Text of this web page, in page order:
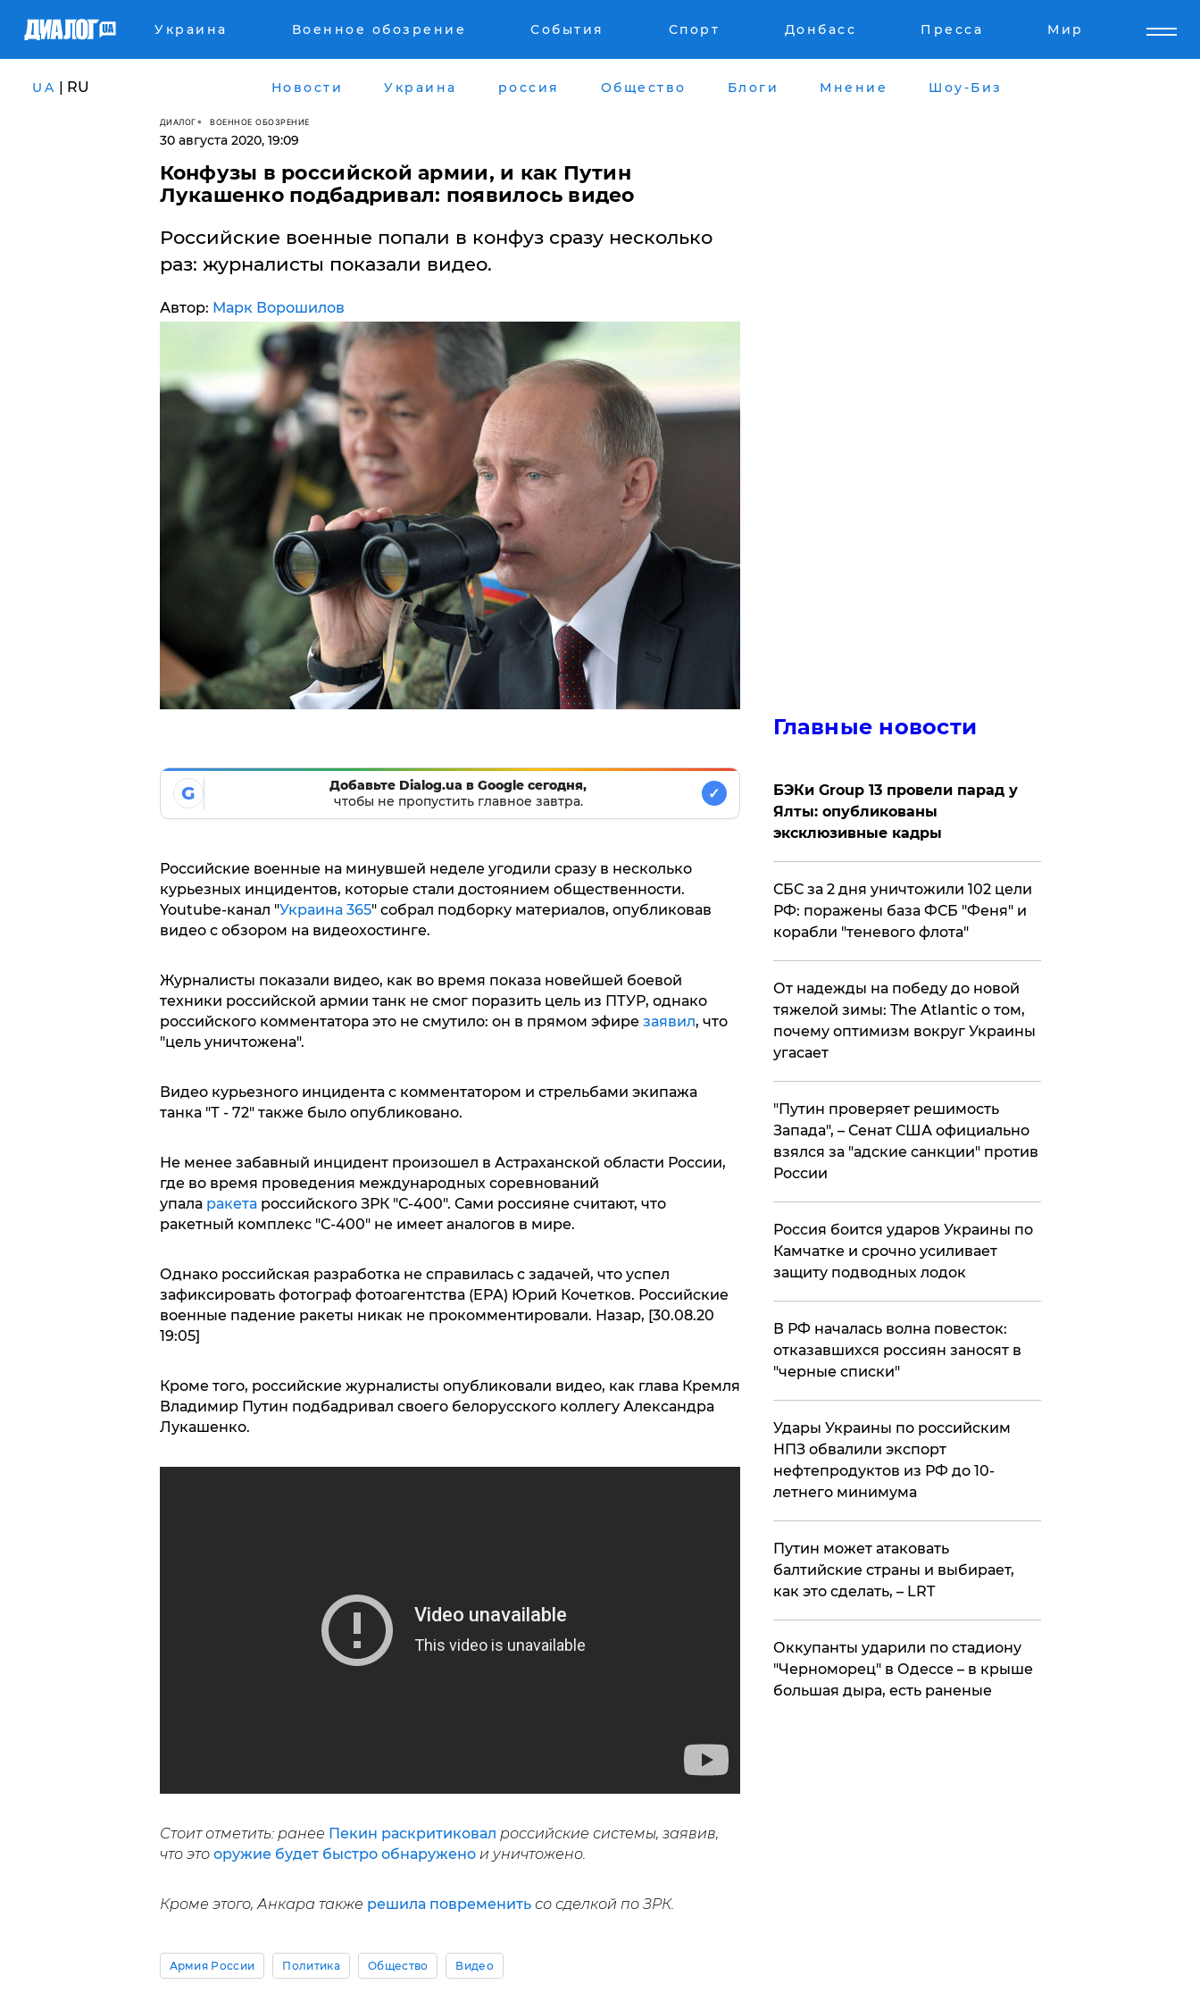
Украина Военное обозрение События Спорт Донбасс Пресса Мир
UA | RU Новости Украина россия Общество Блоги Мнение Шоу-Биз
ДИАЛОГ ВОЕННОЕ ОБОЗРЕНИЕ
30 августа 2020, 19:09
Конфузы в российской армии, и как Путин
Лукашенко подбадривал: появилось видео
Российские военные попали в конфуз сразу несколько
раз: журналисты показали видео.
Автор: Марк Ворошилов
G
Добавьте Dialog.ua в Google сегодня,
чтобы не пропустить главное завтра.
✓
Российские военные на минувшей неделе угодили сразу в несколько
курьезных инцидентов, которые стали достоянием общественности.
Youtube-канал "Украина 365" собрал подборку материалов, опубликовав
видео с обзором на видеохостинге.
Журналисты показали видео, как во время показа новейшей боевой
техники российской армии танк не смог поразить цель из ПТУР, однако
российского комментатора это не смутило: он в прямом эфире заявил, что
"цель уничтожена".
Видео курьезного инцидента с комментатором и стрельбами экипажа
танка "Т - 72" также было опубликовано.
Не менее забавный инцидент произошел в Астраханской области России,
где во время проведения международных соревнований
упала ракета российского ЗРК "С-400". Сами россияне считают, что
ракетный комплекс "С-400" не имеет аналогов в мире.
Однако российская разработка не справилась с задачей, что успел
зафиксировать фотограф фотоагентства (EPA) Юрий Кочетков. Российские
военные падение ракеты никак не прокомментировали. Назар, [30.08.20
19:05]
Кроме того, российские журналисты опубликовали видео, как глава Кремля
Владимир Путин подбадривал своего белорусского коллегу Александра
Лукашенко.
Стоит отметить: ранее Пекин раскритиковал российские системы, заявив,
что это оружие будет быстро обнаруженои уничтожено.
Кроме этого, Анкара также решила повременитьсо сделкой по ЗРК.
Армия России Политика Общество Видео
Главные новости
​БЭКи Group 13 провели парад у
Ялты: опубликованы
эксклюзивные кадры
СБС за 2 дня уничтожили 102 цели
РФ: поражены база ФСБ "Феня" и
корабли "теневого флота"
От надежды на победу до новой
тяжелой зимы: The Atlantic о том,
почему оптимизм вокруг Украины
угасает
"Путин проверяет решимость
Запада", – Сенат США официально
взялся за "адские санкции" против
России
Россия боится ударов Украины по
Камчатке и срочно усиливает
защиту подводных лодок
​В РФ началась волна повесток:
отказавшихся россиян заносят в
"черные списки"
Удары Украины по российским
НПЗ обвалили экспорт
нефтепродуктов из РФ до 10-
летнего минимума
Путин может атаковать
балтийские страны и выбирает,
как это сделать, – LRT
Оккупанты ударили по стадиону
"Черноморец" в Одессе – в крыше
большая дыра, есть раненые